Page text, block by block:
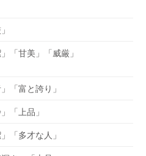
」「甘美」「威厳」
」「富と誇り」
」「上品」
」「多才な人」